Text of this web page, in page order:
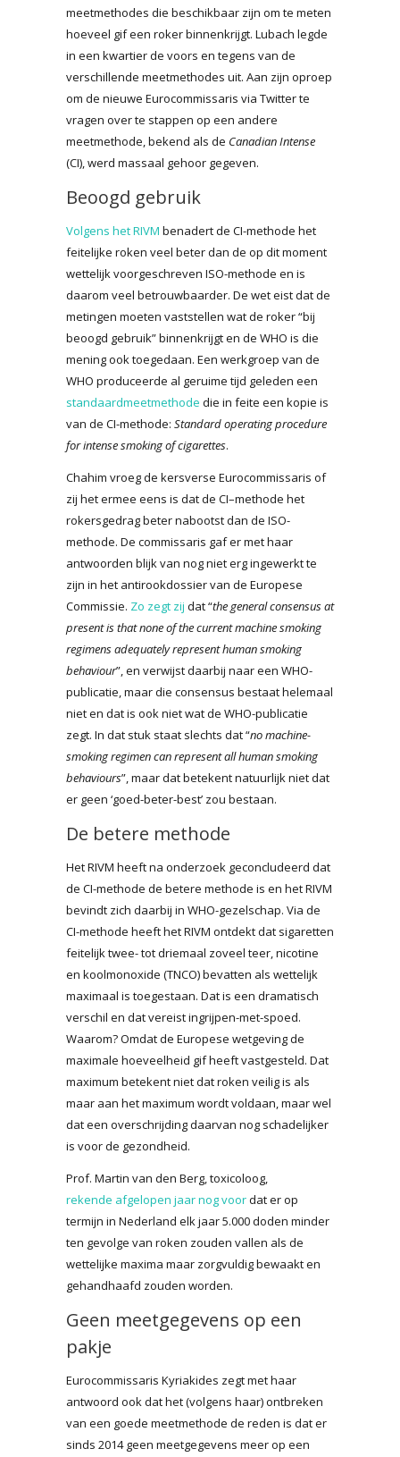
meetmethodes die beschikbaar zijn om te meten
hoeveel gif een roker binnenkrijgt. Lubach legde
in een kwartier de voors en tegens van de
verschillende meetmethodes uit. Aan zijn oproep
om de nieuwe Eurocommissaris via Twitter te
vragen over te stappen op een andere
meetmethode, bekend als de Canadian Intense
(CI), werd massaal gehoor gegeven.
Beoogd gebruik
Volgens het RIVM benadert de CI-methode het
feitelijke roken veel beter dan de op dit moment
wettelijk voorgeschreven ISO-methode en is
daarom veel betrouwbaarder. De wet eist dat de
metingen moeten vaststellen wat de roker “bij
beoogd gebruik” binnenkrijgt en de WHO is die
mening ook toegedaan. Een werkgroep van de
WHO produceerde al geruime tijd geleden een
standaardmeetmethode die in feite een kopie is
van de CI-methode: Standard operating procedure
for intense smoking of cigarettes.
Chahim vroeg de kersverse Eurocommissaris of
zij het ermee eens is dat de CI–methode het
rokersgedrag beter nabootst dan de ISO-
methode. De commissaris gaf er met haar
antwoorden blijk van nog niet erg ingewerkt te
zijn in het antirookdossier van de Europese
Commissie. Zo zegt zij dat “the general consensus at
present is that none of the current machine smoking
regimens adequately represent human smoking
behaviour”, en verwijst daarbij naar een WHO-
publicatie, maar die consensus bestaat helemaal
niet en dat is ook niet wat de WHO-publicatie
zegt. In dat stuk staat slechts dat “no machine-
smoking regimen can represent all human smoking
behaviours”, maar dat betekent natuurlijk niet dat
er geen ‘goed-beter-best’ zou bestaan.
De betere methode
Het RIVM heeft na onderzoek geconcludeerd dat
de CI-methode de betere methode is en het RIVM
bevindt zich daarbij in WHO-gezelschap. Via de
CI-methode heeft het RIVM ontdekt dat sigaretten
feitelijk twee- tot driemaal zoveel teer, nicotine
en koolmonoxide (TNCO) bevatten als wettelijk
maximaal is toegestaan. Dat is een dramatisch
verschil en dat vereist ingrijpen-met-spoed.
Waarom? Omdat de Europese wetgeving de
maximale hoeveelheid gif heeft vastgesteld. Dat
maximum betekent niet dat roken veilig is als
maar aan het maximum wordt voldaan, maar wel
dat een overschrijding daarvan nog schadelijker
is voor de gezondheid.
Prof. Martin van den Berg, toxicoloog,
rekende afgelopen jaar nog voordat er op
termijn in Nederland elk jaar 5.000 doden minder
ten gevolge van roken zouden vallen als de
wettelijke maxima maar zorgvuldig bewaakt en
gehandhaafd zouden worden.
Geen meetgegevens op een
pakje
Eurocommissaris Kyriakides zegt met haar
antwoord ook dat het (volgens haar) ontbreken
van een goede meetmethode de reden is dat er
sinds 2014 geen meetgegevens meer op een